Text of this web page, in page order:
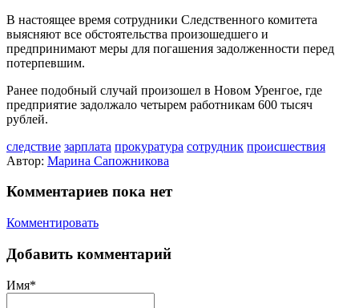
В настоящее время сотрудники Следственного комитета
выясняют все обстоятельства произошедшего и
предпринимают меры для погашения задолженности перед
потерпевшим.
Ранее подобный случай произошел в Новом Уренгое, где
предприятие задолжало четырем работникам 600 тысяч
рублей.
следствие зарплата прокуратура сотрудник происшествия
Автор: Марина Сапожникова
Комментариев пока нет
Комментировать
Добавить комментарий
Имя*